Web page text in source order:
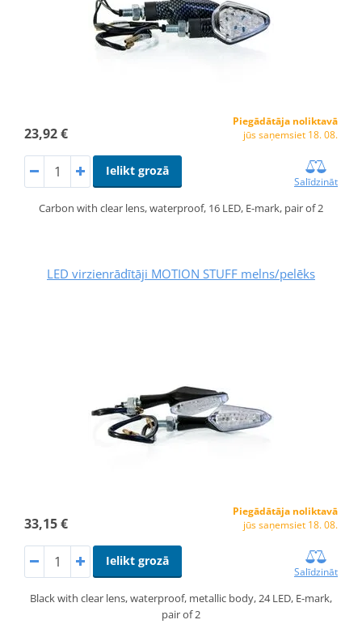
23,92 €
Piegādātāja noliktavā
jūs saņemsiet 18. 08.
Ielikt grozā
Salīdzināt
Carbon with clear lens, waterproof, 16 LED, E-mark, pair of 2
LED virzienrādītāji MOTION STUFF melns/pelēks
33,15 €
Piegādātāja noliktavā
jūs saņemsiet 18. 08.
Ielikt grozā
Salīdzināt
Black with clear lens, waterproof, metallic body, 24 LED, E-mark,
pair of 2